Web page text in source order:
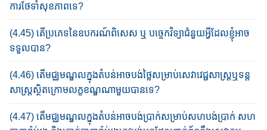
ការ​ថែទាំ​សុខភាព​ទេ?
(4.45) តើ​ប្រ​ភេទ​នៃ​ឧបករណ៍​ពិសេស ឬ បច្ចេកវិទ្យា​ជំនួយ​​អ្វី​ដែល​ខ្ញុំ​អាច​
ទទួល​បាន​?​
(4.46) តើ​មជ្ឈមណ្ឌលក្នុងតំបន់​អាច​បង់​ថ្លៃ​សម្រាប់​សេវាវេជ្ជសាស្រ្ត​​ឬទន្ត
សាស្រ្ត​ស្ថិតក្រោម​លក្ខខណ្ឌ​ណាមួយបាន​ទេ?​
(4.47) តើមជ្ឈមណ្ឌលក្នុង​តំបន់​អាច​បង់​ប្រាក់សម្រាប់​សហបង់ប្រាក់ សហ